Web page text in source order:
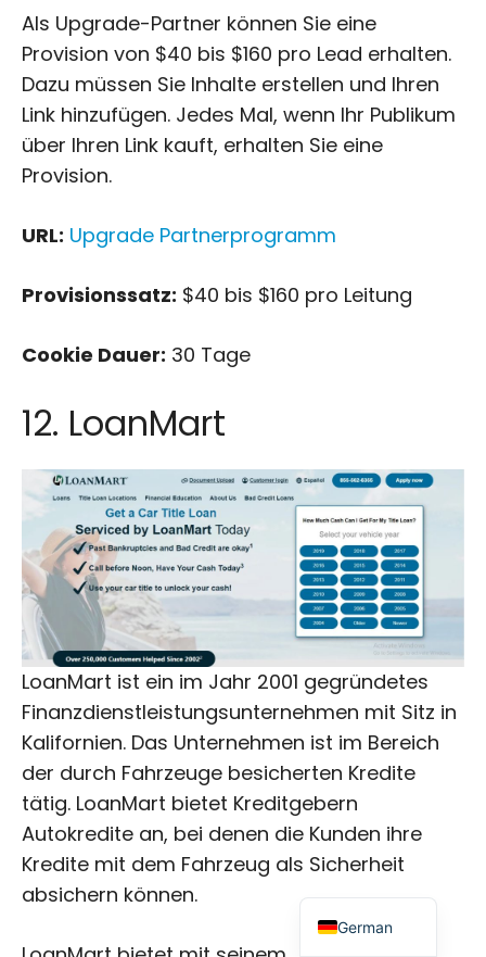
Als Upgrade-Partner können Sie eine
Provision von $40 bis $160 pro Lead erhalten.
Dazu müssen Sie Inhalte erstellen und Ihren
Link hinzufügen. Jedes Mal, wenn Ihr Publikum
über Ihren Link kauft, erhalten Sie eine
Provision.
URL: Upgrade Partnerprogramm
Provisionssatz: $40 bis $160 pro Leitung
Cookie Dauer: 30 Tage
12. LoanMart
LoanMart ist ein im Jahr 2001 gegründetes
Finanzdienstleistungsunternehmen mit Sitz in
Kalifornien. Das Unternehmen ist im Bereich
der durch Fahrzeuge besicherten Kredite
tätig. LoanMart bietet Kreditgebern
Autokredite an, bei denen die Kunden ihre
Kredite mit dem Fahrzeug als Sicherheit
absichern können.
German
French
Italian
Portuguese
Dutch
Russian
Japanese